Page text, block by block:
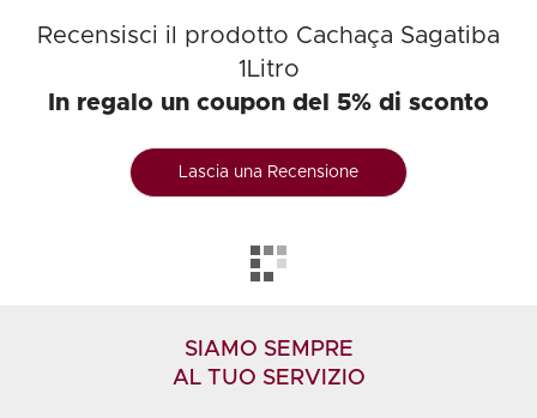
Recensisci il prodotto Cachaça Sagatiba
1Litro
In regalo un coupon del 5% di sconto
Lascia una Recensione
SIAMO SEMPRE
AL TUO SERVIZIO